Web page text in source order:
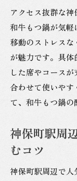
アクセス抜群な
和牛もつ鍋が気軽
移動のストレス
が魅力です。具
した席やコース
合わせて使いや
て、和牛もつ鍋の
神保町駅周
むコツ
神保町駅周辺で